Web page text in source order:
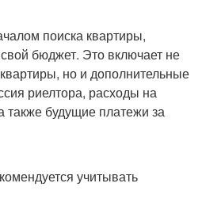
поиска квартиры,
бюджет. Это включает не
но и дополнительные
риелтора, расходы на
также будущие платежи за
учитывать